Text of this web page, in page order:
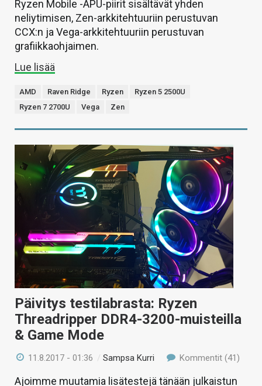
Ryzen Mobile -APU-piirit sisältävät yhden
neliytimisen, Zen-arkkitehtuuriin perustuvan
CCX:n ja Vega-arkkitehtuuriin perustuvan
grafiikkaohjaimen.
Lue lisää
AMD Raven Ridge Ryzen
Ryzen 5 2500U
Ryzen 7 2700U
Vega Zen
Päivitys testilabrasta: Ryzen
Threadripper DDR4-3200-muisteilla
& Game Mode
11.8.2017 - 01:36 /Sampsa Kurri Kommentit (41)
Ajoimme muutamia lisätestejä tänään julkaistun